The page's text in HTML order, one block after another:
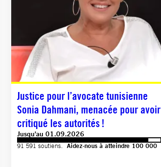
Justice pour l’avocate tunisienne
Sonia Dahmani, menacée pour avoir
critiqué les autorités !
Jusqu'au 01.09.2026
91 591 soutiens. Aidez-nous à atteindre 100 000